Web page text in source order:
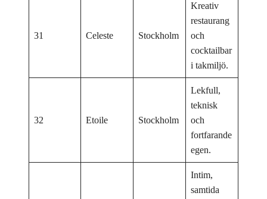
31 Celeste Stockholm
Kreativ
restaurang
och
cocktailbar
i takmiljö.
32 Etoile Stockholm
Lekfull,
teknisk
och
fortfarande
egen.
Intim,
samtida